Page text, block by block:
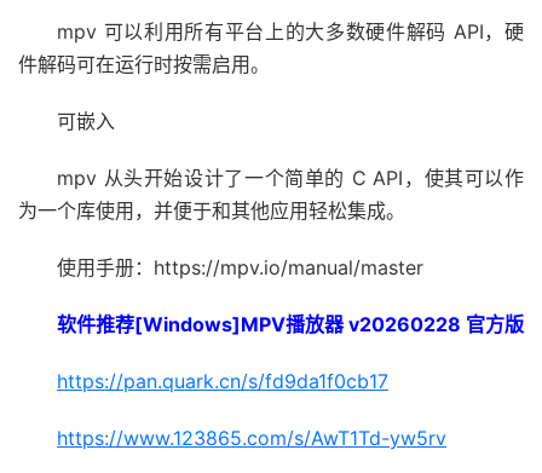
mpv 可以利用所有平台上的大多数硬件解码 API，硬
件解码可在运行时按需启用。
可嵌入
mpv 从头开始设计了一个简单的 C API，使其可以作
为一个库使用，并便于和其他应用轻松集成。
使用手册：https://mpv.io/manual/master
软件推荐[Windows]MPV播放器 v20260228 官方版
https://pan.quark.cn/s/fd9da1f0cb17
https://www.123865.com/s/AwT1Td-yw5rv